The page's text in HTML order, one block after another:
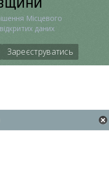
Місцевого
даних
Зареєструватись